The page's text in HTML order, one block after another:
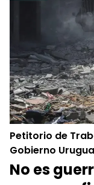
Petitorio de
Gobierno
No es